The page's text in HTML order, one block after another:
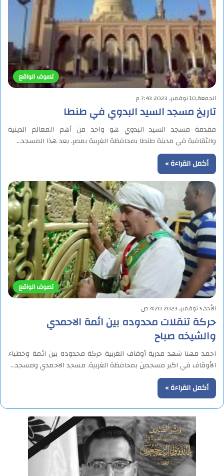
تصوف الواقع
الجمعة,10 نوفمبر, 2023 7:43 م
تاريخ مسجد السيد البدوي في طنطا
مقدمة مسجد السيد البدوي هو واحد من أهم المعالم الدينية
والثقافية في مدينة طنطا بمحافظة الغربية بمصر. يعد هذا المسجد…
أكمل القراءة »
تصوف الواقع
الأحد,5 نوفمبر, 2023 4:20 ص
حركة تنقلات محدوده بين ائمة الاحمدي
والشيخه صباح
احمد مهنا شهد مدرية أوقاف الغربية حركة محدوده بين ائمة وخطباء
الأوقاف في اكبر مسجدين بمحافظة الغربية. مسجد الاحمدي ومسجد…
أكمل القراءة »